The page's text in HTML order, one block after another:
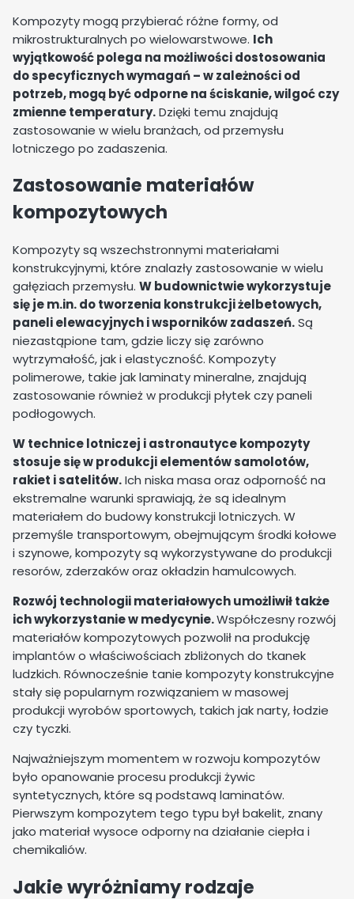
Kompozyty mogą przybierać różne formy, od
mikrostrukturalnych po wielowarstwowe. Ich
wyjątkowość polega na możliwości dostosowania
do specyficznych wymagań – w zależności od
potrzeb, mogą być odporne na ściskanie, wilgoć czy
zmienne temperatury.Dzięki temu znajdują
zastosowanie w wielu branżach, od przemysłu
lotniczego po zadaszenia.
Zastosowanie materiałów
kompozytowych
Kompozyty są wszechstronnymi materiałami
konstrukcyjnymi, które znalazły zastosowanie w wielu
gałęziach przemysłu. W budownictwie wykorzystuje
się je m.in. do tworzenia konstrukcji żelbetowych,
paneli elewacyjnych i wsporników zadaszeń.Są
niezastąpione tam, gdzie liczy się zarówno
wytrzymałość, jak i elastyczność. Kompozyty
polimerowe, takie jak laminaty mineralne, znajdują
zastosowanie również w produkcji płytek czy paneli
podłogowych.
W technice lotniczej i astronautyce kompozyty
stosuje się w produkcji elementów samolotów,
rakiet i satelitów.Ich niska masa oraz odporność na
ekstremalne warunki sprawiają, że są idealnym
materiałem do budowy konstrukcji lotniczych. W
przemyśle transportowym, obejmującym środki kołowe
i szynowe, kompozyty są wykorzystywane do produkcji
resorów, zderzaków oraz okładzin hamulcowych.
Rozwój technologii materiałowych umożliwił także
ich wykorzystanie w medycynie.Współczesny rozwój
materiałów kompozytowych pozwolił na produkcję
implantów o właściwościach zbliżonych do tkanek
ludzkich. Równocześnie tanie kompozyty konstrukcyjne
stały się popularnym rozwiązaniem w masowej
produkcji wyrobów sportowych, takich jak narty, łodzie
czy tyczki.
Najważniejszym momentem w rozwoju kompozytów
było opanowanie procesu produkcji żywic
syntetycznych, które są podstawą laminatów.
Pierwszym kompozytem tego typu był bakelit, znany
jako materiał wysoce odporny na działanie ciepła i
chemikaliów.
Jakie wyróżniamy rodzaje